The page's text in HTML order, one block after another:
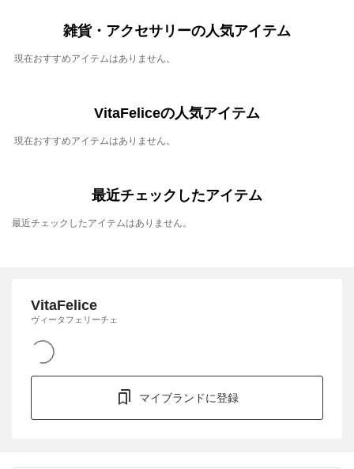
雑貨・アクセサリーの人気アイテム
現在おすすめアイテムはありません。
VitaFeliceの人気アイテム
現在おすすめアイテムはありません。
最近チェックしたアイテム
最近チェックしたアイテムはありません。
VitaFelice
ヴィータフェリーチェ
マイブランドに登録